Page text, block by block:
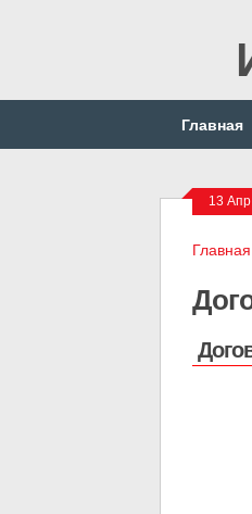
Главная
13
Главная